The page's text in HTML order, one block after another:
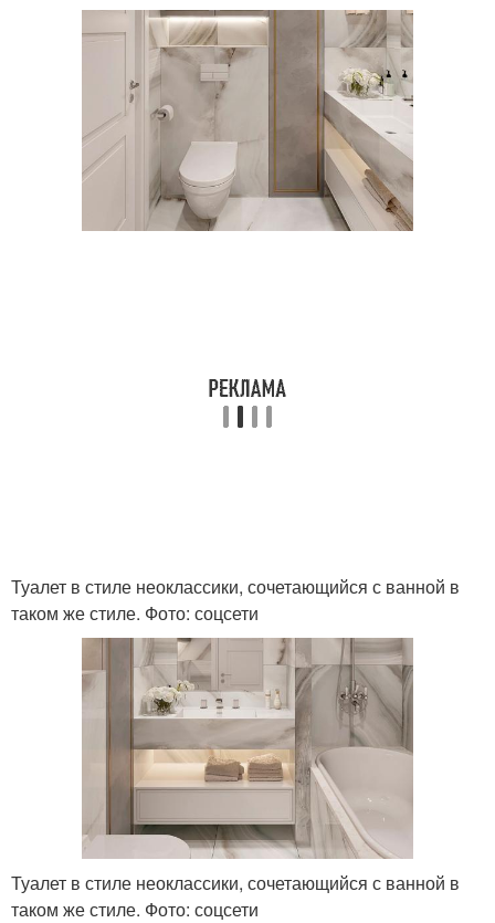
Туалет в стиле неоклассики, сочетающийся с ванной в
таком же стиле. Фото: соцсети
Туалет в стиле неоклассики, сочетающийся с ванной в
таком же стиле. Фото: соцсети